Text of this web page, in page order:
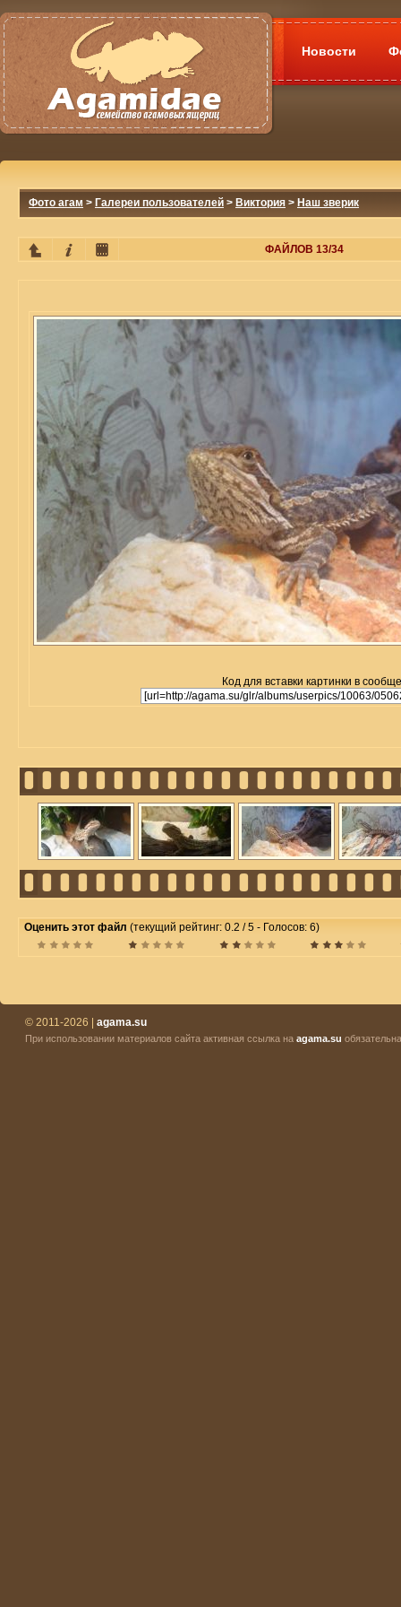
Новости
Фото агам > Галереи пользователей > Виктория > Наш зверик
ФАЙЛОВ 13/34
Код для вставки картинки в
Оценить этот файл (текущий рейтинг: 0.2 / 5 - Голосов: 6)
© 2011-2026 | agama.su
При использовании материалов сайта активная ссылка на agama.su